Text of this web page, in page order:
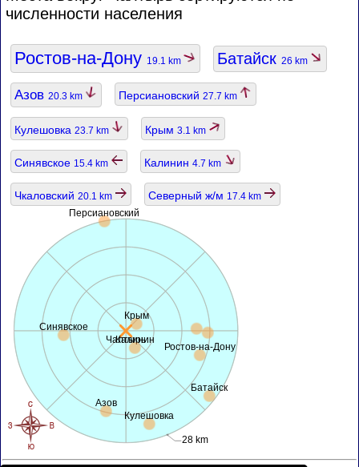
численности населения
Ростов-на-Дону 19.1 km Батайск 26 km
Азов 20.3 km Персиановский 27.7 km
Кулешовка 23.7 km Крым 3.1 km
Синявское 15.4 km Калинин 4.7 km
Чкаловский 20.1 km Северный ж/м 17.4 km
Чалтырь
28 km
Ростов-на-Дону
Батайск
Азов
Персиановский
Кулешовка
Крым
Синявское
Калинин